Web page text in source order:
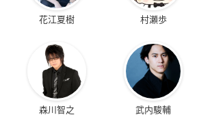
花江夏樹 村瀬歩
森川智之 武内駿輔